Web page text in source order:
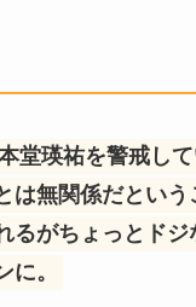
堂瑛祐を警戒し
は無関係だという
るがちょっとドジ
に。